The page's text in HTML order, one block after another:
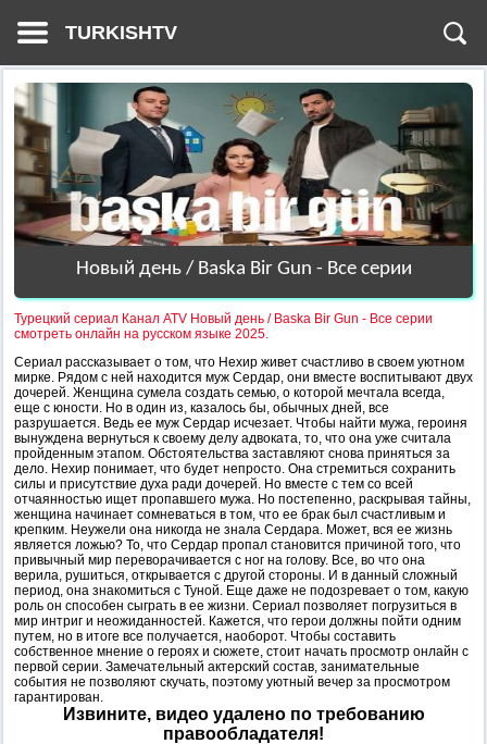
TURKISHTV
Новый день / Baska Bir Gun - Все серии
Турецкий сериал Канал ATV Новый день / Baska Bir Gun - Все серии
смотреть онлайн на русском языке 2025.
Сериал рассказывает о том, что Нехир живет счастливо в своем уютном
мирке. Рядом с ней находится муж Сердар, они вместе воспитывают двух
дочерей. Женщина сумела создать семью, о которой мечтала всегда,
еще с юности. Но в один из, казалось бы, обычных дней, все
разрушается. Ведь ее муж Сердар исчезает. Чтобы найти мужа, героиня
вынуждена вернуться к своему делу адвоката, то, что она уже считала
пройденным этапом. Обстоятельства заставляют снова приняться за
дело. Нехир понимает, что будет непросто. Она стремиться сохранить
силы и присутствие духа ради дочерей. Но вместе с тем со всей
отчаянностью ищет пропавшего мужа. Но постепенно, раскрывая тайны,
женщина начинает сомневаться в том, что ее брак был счастливым и
крепким. Неужели она никогда не знала Сердара. Может, вся ее жизнь
является ложью? То, что Сердар пропал становится причиной того, что
привычный мир переворачивается с ног на голову. Все, во что она
верила, рушиться, открывается с другой стороны. И в данный сложный
период, она знакомиться с Туной. Еще даже не подозревает о том, какую
роль он способен сыграть в ее жизни. Сериал позволяет погрузиться в
мир интриг и неожиданностей. Кажется, что герои должны пойти одним
путем, но в итоге все получается, наоборот. Чтобы составить
собственное мнение о героях и сюжете, стоит начать просмотр онлайн с
первой серии. Замечательный актерский состав, занимательные
события не позволяют скучать, поэтому уютный вечер за просмотром
гарантирован.
Извините, видео удалено по требованию
правообладателя!